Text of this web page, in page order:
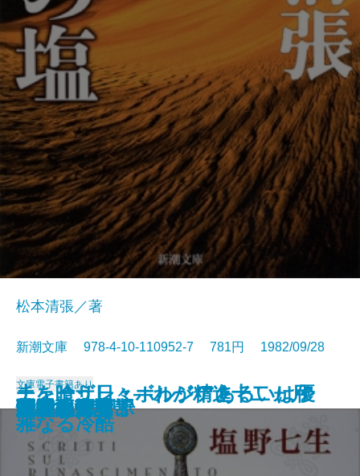
さむらい劇場
羆嵐
日本の喜劇人
黄金の日日
箱男
輝ける闇
雨の山吹
天才画の女
憎悪の依頼
砂漠の塩
松本清張／著
新潮文庫 978-4-10-110952-7 781円 1982/09/28
文庫電子書籍あり
チェーザレ・ボルジアあるいは優
雅なる冷酷
冤罪
未来いそっぷ
土を喰う日々―わが精進十二ヵ月
―
続 泥流地帯
隠花の飾り
新樹の言葉
水の肌
楽天旅日記
泥流地帯